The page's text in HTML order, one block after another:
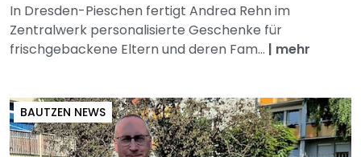
In Dresden-Pieschen fertigt Andrea Rehn im
Zentralwerk personalisierte Geschenke für
frischgebackene Eltern und deren Fam... | mehr
BAUTZEN NEWS